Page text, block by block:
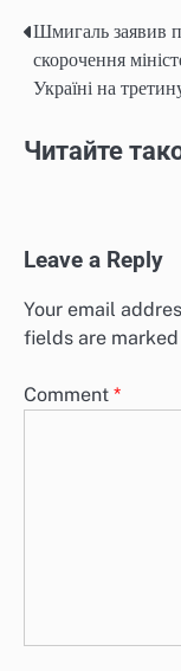
Post
navigation
Шмигаль заявив
скорочення
Україні на
Читайте
Leave a Reply
Your email
fields are marked
Comment *